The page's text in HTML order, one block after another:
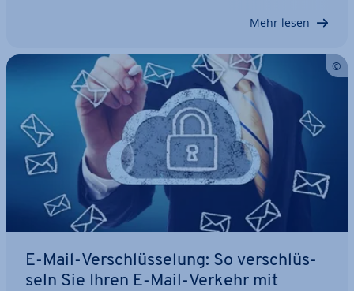
Mehr lesen
E-Mail-Ver­schlüs­se­lung: So ver­schlüs­
seln Sie Ihren E-Mail-Verkehr mit